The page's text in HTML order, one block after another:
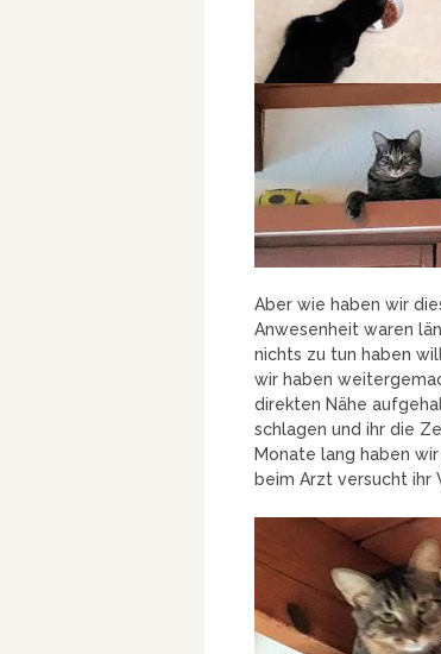
Aber wie haben wir
Anwesenheit waren
nichts zu tun haben
wir haben
direkten Nähe
schlagen und ihr die
Monate lang haben
beim Arzt versucht ihr